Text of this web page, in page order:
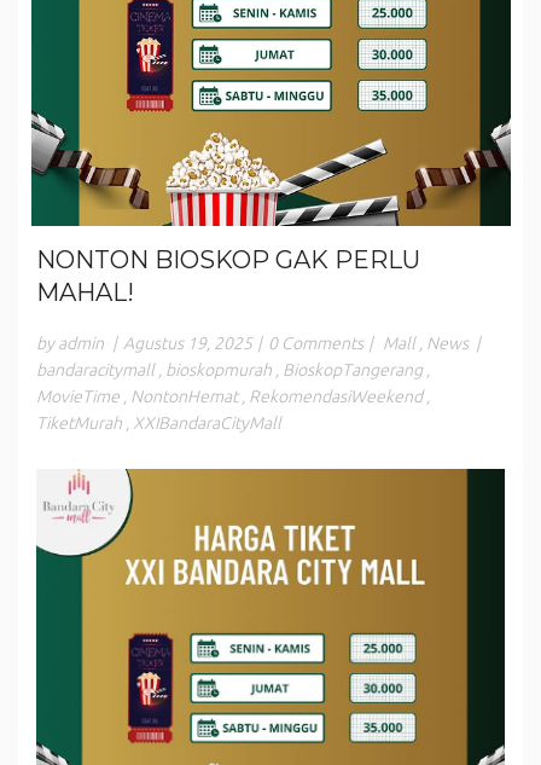
NONTON BIOSKOP GAK PERLU
MAHAL!
by admin | Agustus 19, 2025 | 0 Comments | Mall News |
bandaracitymall
bioskopmurah BioskopTangerang
MovieTime
NontonHemat RekomendasiWeekend
TiketMurah
XXIBandaraCityMall